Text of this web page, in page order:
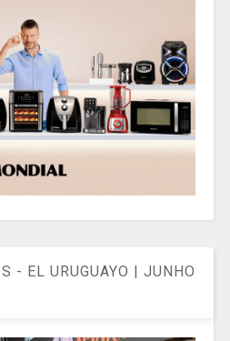
- EL URUGUAYO | JUNHO